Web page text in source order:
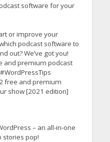
software for your
or improve your
podcast software to
out? We’ve got you!
and premium podcast
free and premium
show [2021 edition]
– an all-in-one
stories pop!